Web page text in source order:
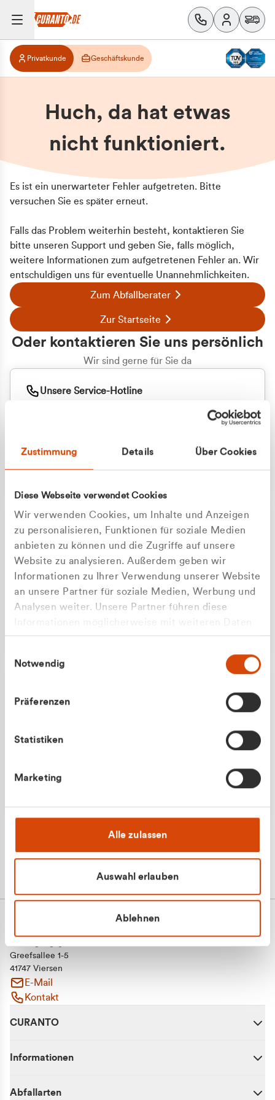
Zustimmung Details Über Cookies
Diese Webseite verwendet Cookies
Wir verwenden Cookies, um Inhalte und Anzeigen
zu personalisieren, Funktionen für soziale Medien
anbieten zu können und die Zugriffe auf unsere
Website zu analysieren. Außerdem geben wir
Informationen zu Ihrer Verwendung unserer Website
an unsere Partner für soziale Medien, Werbung und
Analysen weiter. Unsere Partner führen diese
zusammen, die Sie ihnen bereitgestellt haben oder
gesammelt haben.
Notwendig
Präferenzen
Statistiken
Marketing
Alle zulassen
Auswahl erlauben
Ablehnen
Privatkunde Geschäftskunde
Huch, da hat etwas
nicht funktioniert.
Es ist ein unerwarteter Fehler aufgetreten. Bitte
versuchen Sie es später erneut.
Falls das Problem weiterhin besteht, kontaktieren Sie
bitte unseren Support und geben Sie, falls möglich,
weitere Informationen zum aufgetretenen Fehler an. Wir
entschuldigen uns für eventuelle Unannehmlichkeiten.
Zum Abfallberater
Zur Startseite
Oder kontaktieren Sie uns persönlich
Wir sind gerne für Sie da
Unsere Service-Hotline
+49 177 8376058
Apilash Balanesan
Greefsallee 1-5
41747 Viersen
E-Mail
Kontakt
CURANTO
Informationen
Abfallarten